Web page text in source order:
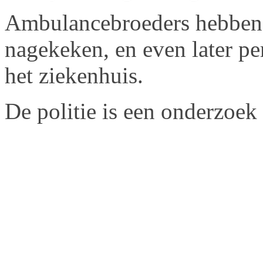
Ambulancebroeders
nagekeken, en even later
het ziekenhuis.
De politie is een onderzoek